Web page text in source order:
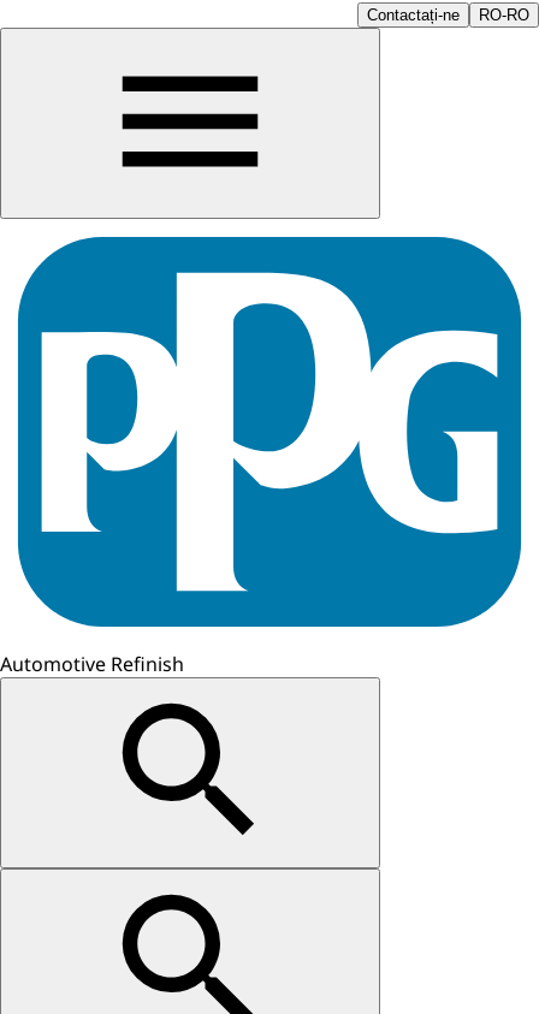
Contactați-ne RO-RO
Automotive Refinish